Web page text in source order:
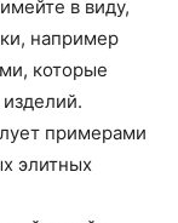
в виду,
например
которые
примерами
элитных